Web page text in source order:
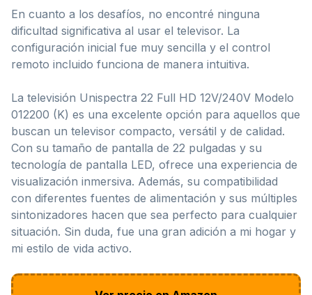
En cuanto a los desafíos, no encontré ninguna
dificultad significativa al usar el televisor. La
configuración inicial fue muy sencilla y el control
remoto incluido funciona de manera intuitiva.
La televisión Unispectra 22 Full HD 12V/240V Modelo
012200 (K) es una excelente opción para aquellos que
buscan un televisor compacto, versátil y de calidad.
Con su tamaño de pantalla de 22 pulgadas y su
tecnología de pantalla LED, ofrece una experiencia de
visualización inmersiva. Además, su compatibilidad
con diferentes fuentes de alimentación y sus múltiples
sintonizadores hacen que sea perfecto para cualquier
situación. Sin duda, fue una gran adición a mi hogar y
mi estilo de vida activo.